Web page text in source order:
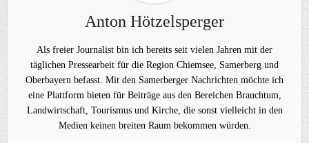
Anton Hötzelsperger
Als freier Journalist bin ich bereits seit vielen Jahren mit der
täglichen Pressearbeit für die Region Chiemsee, Samerberg und
Oberbayern befasst. Mit den Samerberger Nachrichten möchte ich
eine Plattform bieten für Beiträge aus den Bereichen Brauchtum,
Landwirtschaft, Tourismus und Kirche, die sonst vielleicht in den
Medien keinen breiten Raum bekommen würden.